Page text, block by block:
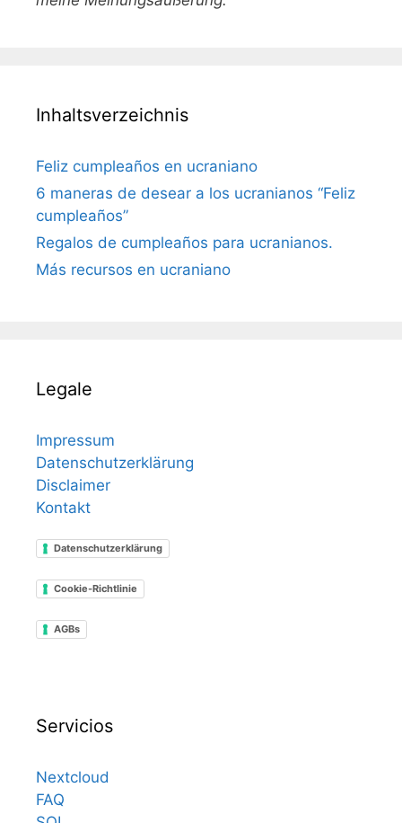
Inhaltsverzeichnis
Feliz cumpleaños en ucraniano
6 maneras de desear a los ucranianos “Feliz
cumpleaños”
Regalos de cumpleaños para ucranianos.
Más recursos en ucraniano
Legale
Impressum
Datenschutzerklärung
Disclaimer
Kontakt
Datenschutzerklärung
Cookie-Richtlinie
AGBs
Servicios
Nextcloud
FAQ